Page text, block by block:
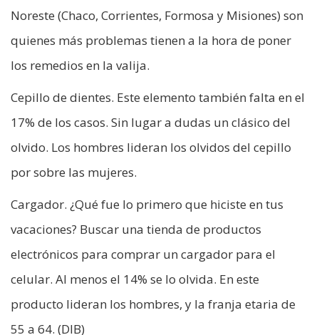
Noreste (Chaco, Corrientes, Formosa y Misiones) son
quienes más problemas tienen a la hora de poner
los remedios en la valija.
Cepillo de dientes. Este elemento también falta en el
17% de los casos. Sin lugar a dudas un clásico del
olvido. Los hombres lideran los olvidos del cepillo
por sobre las mujeres.
Cargador. ¿Qué fue lo primero que hiciste en tus
vacaciones? Buscar una tienda de productos
electrónicos para comprar un cargador para el
celular. Al menos el 14% se lo olvida. En este
producto lideran los hombres, y la franja etaria de
55 a 64. (DIB)